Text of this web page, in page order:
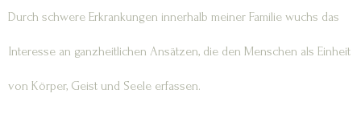
Durch schwere Erkrankungen innerhalb meiner Familie wuchs das
Interesse an ganzheitlichen Ansätzen, die den Menschen als Einheit
von Körper, Geist und Seele erfassen.